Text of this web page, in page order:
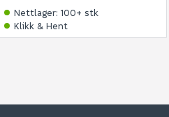
Nettlager:100+ stk
Klikk & Hent